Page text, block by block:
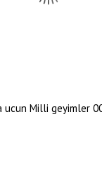
ucun Milli geyimler